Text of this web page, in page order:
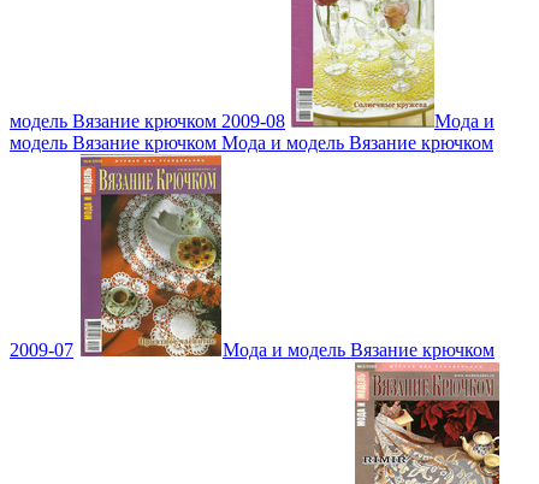
модель Вязание крючком 2009-08
Мода и
модель Вязание крючком Мода и модель Вязание крючком
2009-07 Мода и модель Вязание крючком